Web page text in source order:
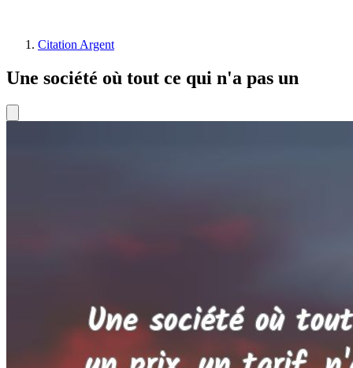
Citation Argent
Une société où tout ce qui n'a pas un